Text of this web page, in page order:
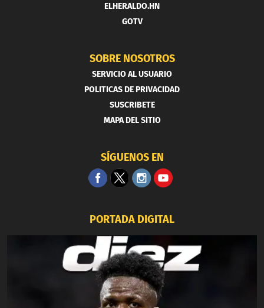
ELHERALDO.HN
GOTV
SOBRE NOSOTROS
SERVICIO AL USUARIO
POLITICAS DE PRIVACIDAD
SUSCRIBETE
MAPA DEL SITIO
SÍGUENOS EN
PORTADA DIGITAL